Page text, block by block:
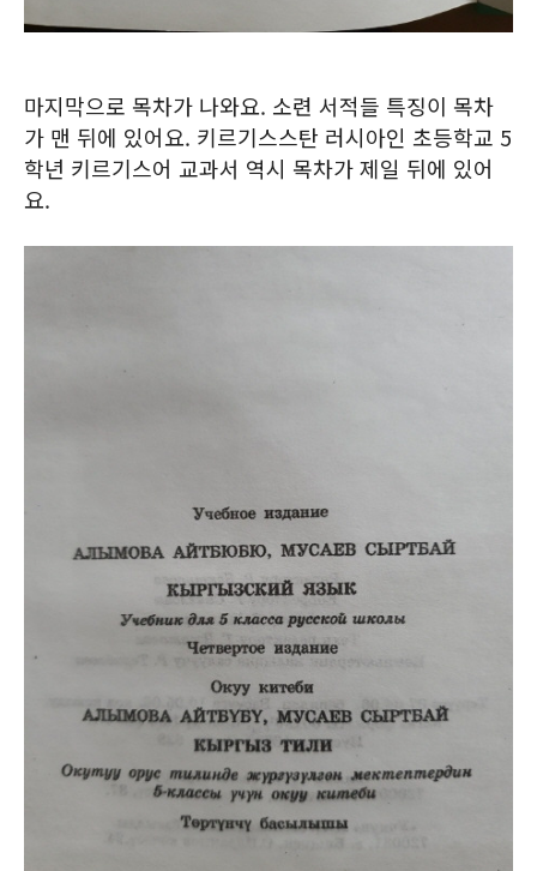
마지막으로 목차가 나와요. 소련 서적들 특징이 목차
가 맨 뒤에 있어요. 키르기스스탄 러시아인 초등학교 5
학년 키르기스어 교과서 역시 목차가 제일 뒤에 있어
요.